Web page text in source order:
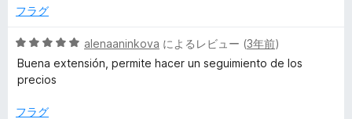
5
評
価
フラグ
5
段
階
5
alenaaninkova によるレビュー (3年前)
Buena extensión, permite hacer un seguimiento de los
precios
フラグ